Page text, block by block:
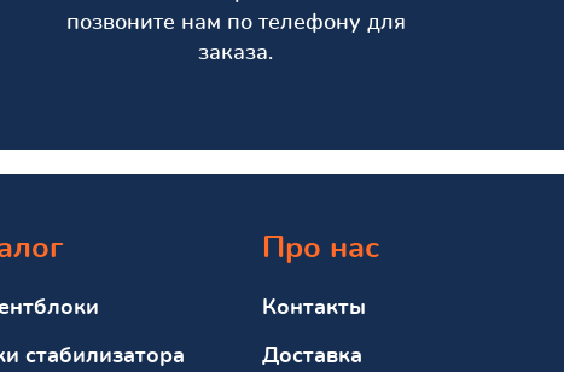
позвоните нам по телефону для
заказа.
стабилизатора
Про нас
Контакты
Доставка